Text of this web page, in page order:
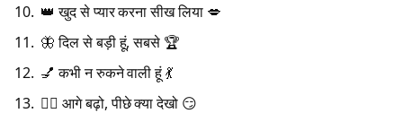
👑 खुद से प्यार करना सीख लिया 💋
🦋 दिल से बड़ी हूं, सबसे 🏆
💅 कभी न रुकने वाली हूं 💃
💁‍♀️ आगे बढ़ो, पीछे क्या देखो 😏